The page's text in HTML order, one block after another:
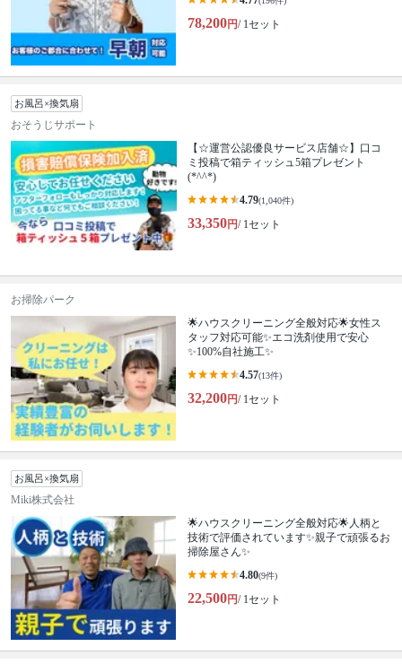
78,200円/ 1セット
お風呂×換気扇
おそうじサポート
【☆運営公認優良サービス店舗☆】口コ
ミ投稿で箱ティッシュ5箱プレゼント
(*^^*)
4.79(1,040件)
33,350円/ 1セット
お掃除パーク
🌟ハウスクリーニング全般対応🌟女性ス
タッフ対応可能✨エコ洗剤使用で安心
✨100%自社施工✨
4.57(13件)
32,200円/ 1セット
お風呂×換気扇
Miki株式会社
🌟ハウスクリーニング全般対応🌟人柄と
技術で評価されています✨親子で頑張るお
掃除屋さん✨
4.80(9件)
22,500円/ 1セット